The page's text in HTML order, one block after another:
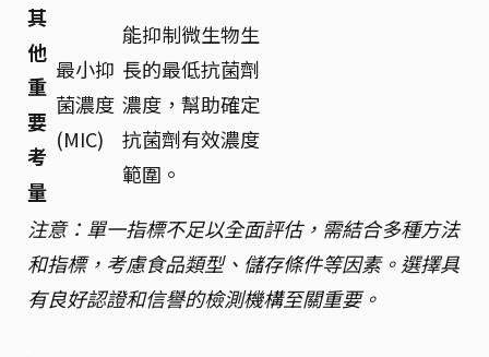
其
他
重
要
考
量
最小抑
菌濃度
(MIC)
能抑制微生物生
長的最低抗菌劑
濃度，幫助確定
抗菌劑有效濃度
範圍。
注意：單一指標不足以全面評估，需結合多種方法
和指標，考慮食品類型、儲存條件等因素。選擇具
有良好認證和信譽的檢測機構至關重要。